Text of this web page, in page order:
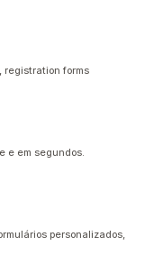
registration forms
e em segundos.
personalizados,